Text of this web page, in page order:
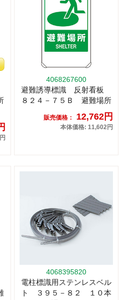
4068267600
避難誘導標識 反射看板
８２４－７５Ｂ 避難場所
販売価格： 12,762円
本体価格: 11,602円
4068395820
電柱標識用ステンレスベル
ト ３９５－８２ １０本